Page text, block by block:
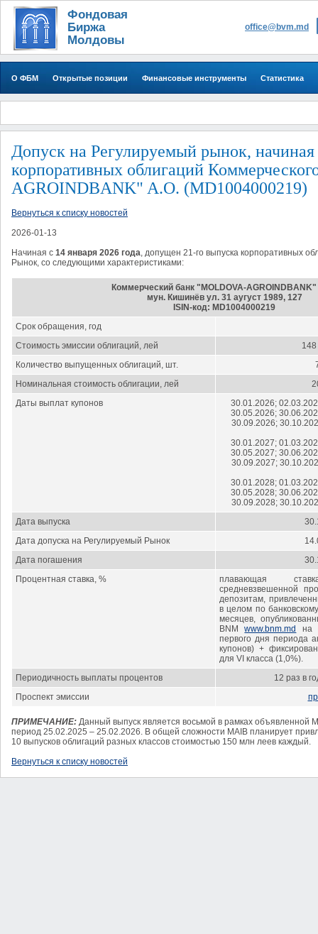
Фондовая
Биржа
Молдовы
office@bvm.md
О ФБМ Открытые позиции Финансовые инструменты Статистика
Допуск на Регулируемый рынок,
корпоративных облигаций
AGROINDBANK" A.O. (MD1004000219)
Вернуться к списку новостей
2026-01-13
Начиная с 14 января 2026 года, допущен 21-го выпускa корпоративных
Рынок, со следующими характеристиками:
Коммерческий банк "MOLDOVA-
мун. Кишинёв ул. 31 аугуст 1989, 127
ISIN-код: MD1004000219
Срок обращения, год
Стоимость эмиссии облигаций, лей
Количество выпущенных облигаций, шт.
Номинальная стоимость облигации, лей
Даты выплат купонов
30.01.2026;
30.05.2026;
30.09.2026;
30.01.2027;
30.05.2027;
30.09.2027;
30.01.2028;
30.05.2028;
30.09.2028;
Дата выпуска
Дата допуска на Регулируемый Рынок
Дата погашения
Процентная ставка, %
плавающая
средневзвешенной
депозитам,
в целом по
месяцев,
BNMwww.bnm.md
на
первого дня периода
купонов) +
для VI класса (1,0%).
Периодичность выплаты процентов
12 раз в
Проспект эмиссии
ПРИМЕЧАНИЕ: Данный выпуск является восьмой в рамках объявленной
период 25.02.2025 – 25.02.2026. В общей сложности MAIB планирует
10 выпусков облигаций разных классов стоимостью 150 млн леев каждый.
Вернуться к списку новостей